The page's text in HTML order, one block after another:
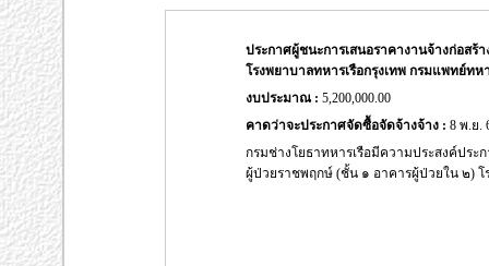
ประกาศผู้ชนะการเสนอราคางานจ้างก่อส
โรงพยาบาลทหารเรือกรุงเทพ กรมแพทย์ทห
งบประมาณ : 5,200,000.00
คาดว่าจะประกาศจัดซื้อจัดจ้างจ้าง : 8 พ.ย.
กรมช่างโยธาทหารเรือมีความประสงค์ปร
ผู้ป่วยราชพฤกษ์ (ชั้น ๑ อาคารผู้ป่วยใน ๒) โ